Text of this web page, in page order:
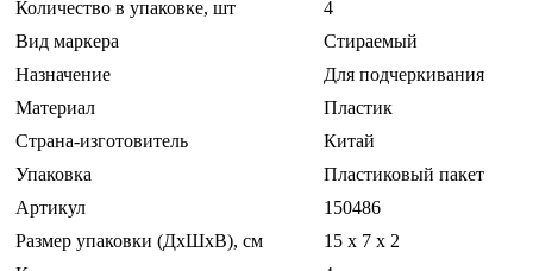
Количество в упаковке, шт
4
Вид маркера
Стираемый
Назначение
Для подчеркивания
Материал
Пластик
Страна-изготовитель
Китай
Упаковка
Пластиковый пакет
Артикул
150486
Размер упаковки (ДхШхВ), см
15 x 7 x 2